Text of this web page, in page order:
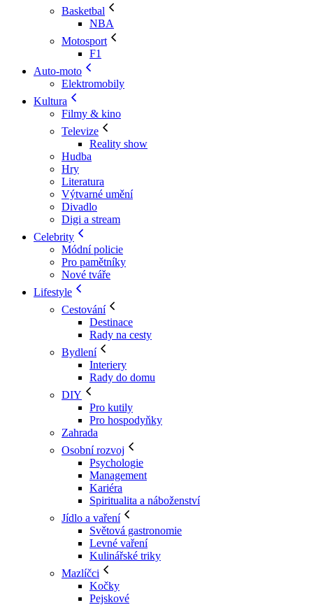
Basketbal
NBA
Motosport
F1
Auto-moto
Elektromobily
Kultura
Filmy & kino
Televize
Reality show
Hudba
Hry
Literatura
Výtvarné umění
Divadlo
Digi a stream
Celebrity
Módní policie
Pro pamětníky
Nové tváře
Lifestyle
Cestování
Destinace
Rady na cesty
Bydlení
Interiery
Rady do domu
DIY
Pro kutily
Pro hospodyňky
Zahrada
Osobní rozvoj
Psychologie
Management
Kariéra
Spiritualita a náboženství
Jídlo a vaření
Světová gastronomie
Levné vaření
Kulinářské triky
Mazlíčci
Kočky
Pejskové